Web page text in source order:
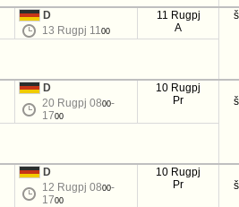
D
13 Rugpj 1100
11 Rugpj
A
D
20 Rugpj 0800-
1700
10 Rugpj
Pr
D
12 Rugpj 0800-
1700
10 Rugpj
Pr